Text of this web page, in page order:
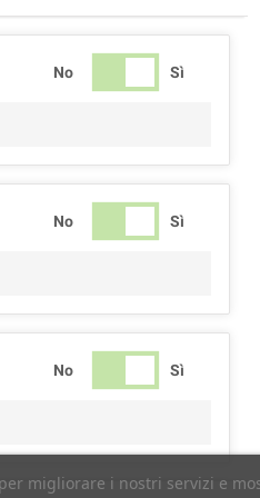
migliorare i nostri servizi e
No Sì
No Sì
No Sì